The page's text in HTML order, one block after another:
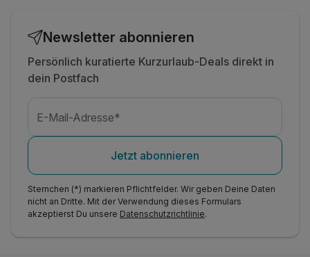
Newsletter abonnieren
Persönlich kuratierte Kurzurlaub-Deals direkt in
dein Postfach
E-Mail-Adresse*
Jetzt abonnieren
Sternchen (*) markieren Pflichtfelder. Wir geben Deine Daten
nicht an Dritte. Mit der Verwendung dieses Formulars
akzeptierst Du unsere Datenschutzrichtlinie.